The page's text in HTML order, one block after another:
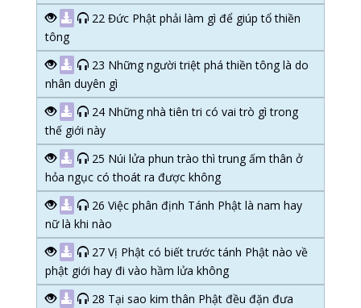
22 Đức Phật phải làm gì để giúp tổ thiền
tông
23 Những người triệt phá thiền tông là do
nhân duyên gì
24 Những nhà tiên tri có vai trò gì trong
thế giới này
25 Núi lửa phun trào thì trung ấm thân ở
hỏa ngục có thoát ra được không
26 Việc phân định Tánh Phật là nam hay
nữ là khi nào
27 Vị Phật có biết trước tánh Phật nào về
phật giới hay đi vào hầm lửa không
28 Tại sao kim thân Phật đều đặn đưa